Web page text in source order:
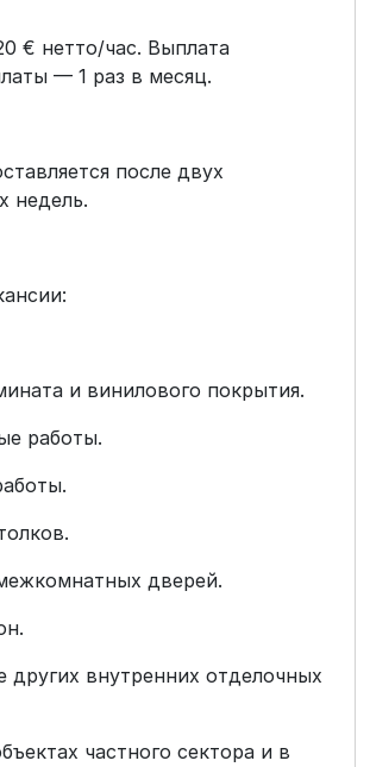
€ нетто/час. Выплата
— 1 раз в месяц.
после двух
недель.
и винилового покрытия.
работы.
дверей.
других внутренних отделочных
частного сектора и в